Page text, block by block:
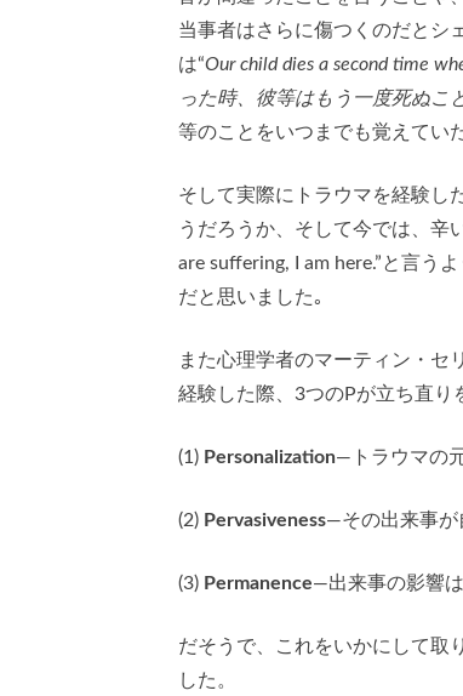
当事者はさらに傷つくのだとシ
は“Our child dies a second time
った時、彼等はもう一度死ぬこ
等のことをいつまでも覚えてい
そして実際にトラウマを経験し
うだろうか、そして今では、辛
are suffering, I am here.”と言う
だと思いました｡
また心理学者のマーティン・セ
経験した際、3つのPが立ち直り
(1) Personalization—トラウマの
(2) Pervasiveness—その出来事が
(3) Permanence—出来事の影響
だそうで、これをいかにして取
した。